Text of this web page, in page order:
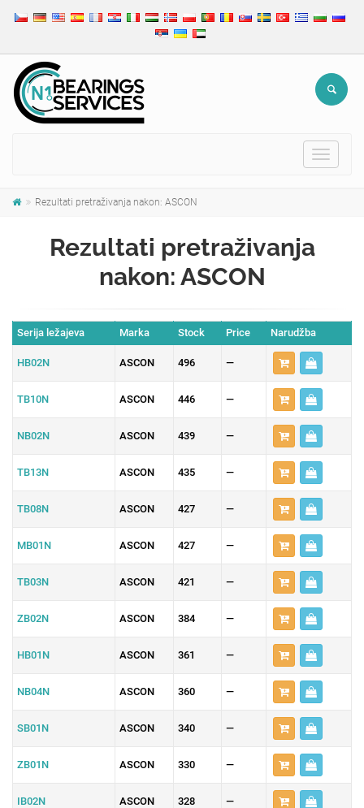
Toggle
Rezultati pretraživanja nakon: ASCON
Rezultati pretraživanja
nakon: ASCON
Serija ležajeva Marka Stock Price Narudžba
HB02N ASCON 496 —
TB10N ASCON 446 —
NB02N ASCON 439 —
TB13N ASCON 435 —
TB08N ASCON 427 —
MB01N ASCON 427 —
TB03N ASCON 421 —
ZB02N ASCON 384 —
HB01N ASCON 361 —
NB04N ASCON 360 —
SB01N ASCON 340 —
ZB01N ASCON 330 —
IB02N ASCON 328 —